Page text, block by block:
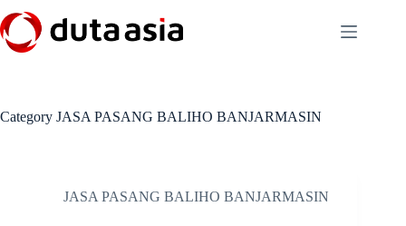
to
content
Category JASA PASANG BALIHO BANJARMASIN
JASA PASANG BALIHO BANJARMASIN